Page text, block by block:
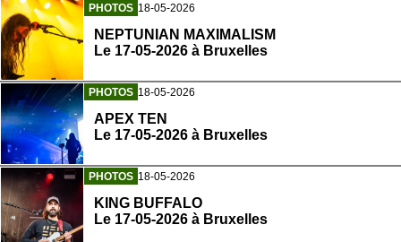
PHOTOS 18-05-2026
NEPTUNIAN MAXIMALISM
Le 17-05-2026 à Bruxelles
PHOTOS 18-05-2026
APEX TEN
Le 17-05-2026 à Bruxelles
PHOTOS 18-05-2026
KING BUFFALO
Le 17-05-2026 à Bruxelles